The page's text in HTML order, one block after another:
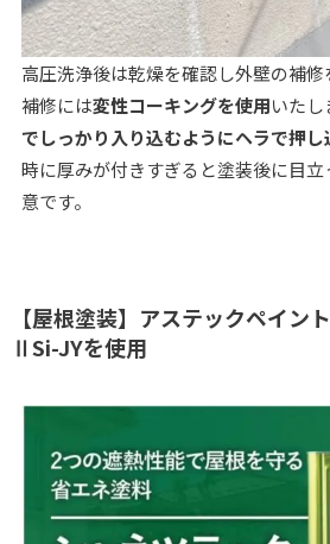
高圧洗浄後は乾燥を確認し外壁の補修
補修には変性コーキングを使用いたし
でしっかり入り込むようにヘラで押
時に厚みが付きすぎると塗装後に目
意です。
【屋根塗装】アステックペイン
ⅡSi-JYを使用